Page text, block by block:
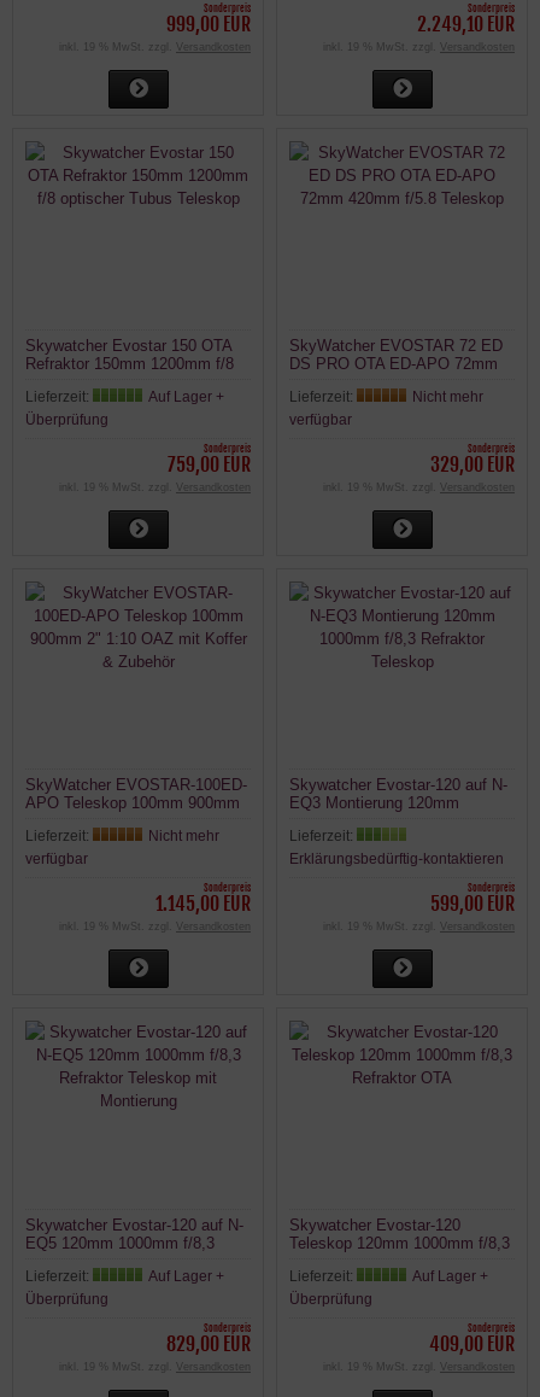
Sonderpreis
999,00 EUR
inkl. 19 % MwSt. zzgl. Versandkosten
Sonderpreis
2.249,10 EUR
inkl. 19 % MwSt. zzgl. Versandkosten
Skywatcher Evostar 150 OTA
Refraktor 150mm 1200mm f/8
Lieferzeit:
Auf Lager +
Überprüfung
Sonderpreis
759,00 EUR
inkl. 19 % MwSt. zzgl. Versandkosten
SkyWatcher EVOSTAR 72 ED
DS PRO OTA ED-APO 72mm
Lieferzeit:
Nicht mehr
verfügbar
Sonderpreis
329,00 EUR
inkl. 19 % MwSt. zzgl. Versandkosten
SkyWatcher EVOSTAR-100ED-
APO Teleskop 100mm 900mm
Zubehör
Lieferzeit:
Nicht mehr
verfügbar
Sonderpreis
1.145,00 EUR
inkl. 19 % MwSt. zzgl. Versandkosten
Skywatcher Evostar-120 auf N-
EQ3 Montierung 120mm
Teleskop
Lieferzeit:
Erklärungsbedürftig-kontaktieren
Sonderpreis
599,00 EUR
inkl. 19 % MwSt. zzgl. Versandkosten
Skywatcher Evostar-120 auf N-
EQ5 120mm 1000mm f/8,3
Montierung
Lieferzeit:
Auf Lager +
Überprüfung
Sonderpreis
829,00 EUR
inkl. 19 % MwSt. zzgl. Versandkosten
Skywatcher Evostar-120
Teleskop 120mm 1000mm f/8,3
Lieferzeit:
Auf Lager +
Überprüfung
Sonderpreis
409,00 EUR
inkl. 19 % MwSt. zzgl. Versandkosten